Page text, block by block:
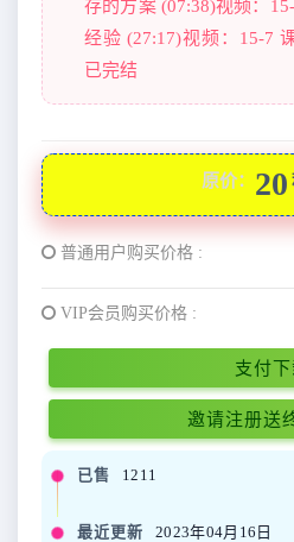
存的方案 (07:38)视频：
经验 (27:17)视频：15-7
已完结
原价： 20
普通用户购买价格 :
VIP会员购买价格 :
支付
邀请注册送
已售 1211
最近更新 2023年04月16日